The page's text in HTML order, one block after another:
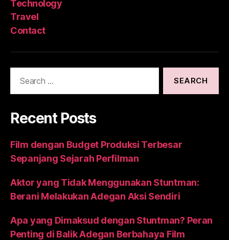
Technology
Travel
Contact
Recent Posts
Film dengan Budget Produksi Terbesar
Sepanjang Sejarah Perfilman
Aktor yang Tidak Menggunakan Stuntman:
Berani Melakukan Adegan Aksi Sendiri
Apa yang Dimaksud dengan Stuntman? Peran
Penting di Balik Adegan Berbahaya Film